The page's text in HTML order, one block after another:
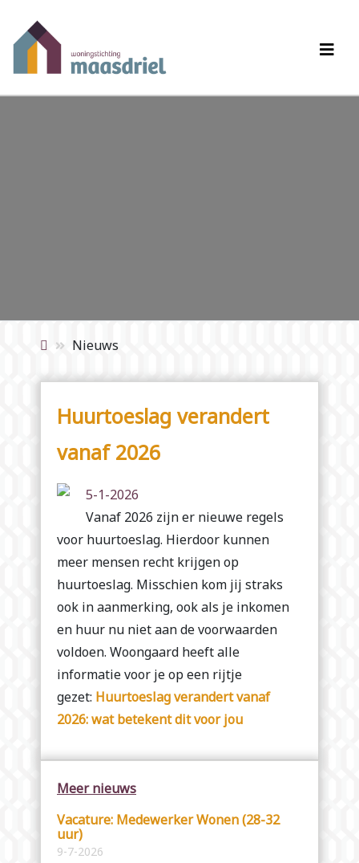
Nieuws
Huurtoeslag verandert
vanaf 2026
5-1-2026
Vanaf 2026 zijn er nieuwe regels
voor huurtoeslag. Hierdoor kunnen
meer mensen recht krijgen op
huurtoeslag. Misschien kom jij straks
ook in aanmerking, ook als je inkomen
en huur nu niet aan de voorwaarden
voldoen. Woongaard heeft alle
informatie voor je op een rijtje
gezet: Huurtoeslag verandert vanaf
2026: wat betekent dit voor jou
Meer nieuws
Vacature: Medewerker Wonen (28-32
uur)
9-7-2026